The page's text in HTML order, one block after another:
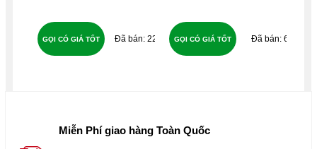
221
GỌI CÓ GIÁ TỐT 65
GỌI CÓ GIÁ TỐT
Miễn Phí giao hàng Toàn Quốc